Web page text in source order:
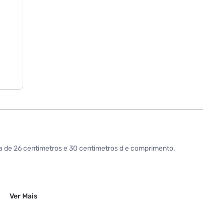
de 26 centimetros e 30 centimetros d e comprimento.
Ver Mais